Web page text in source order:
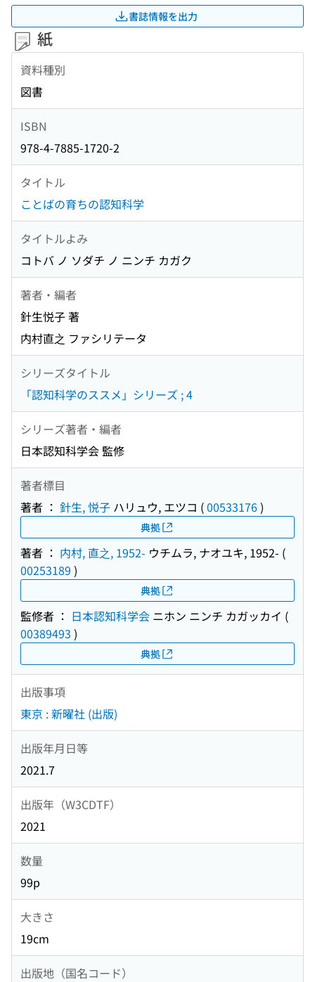
書誌情報を出力
紙
資料種別
図書
ISBN
978-4-7885-1720-2
タイトル
ことばの育ちの認知科学
タイトルよみ
コトバ ノ ソダチ ノ ニンチ カガク
著者・編者
針生悦子 著
内村直之 ファシリテータ
シリーズタイトル
「認知科学のススメ」シリーズ ; 4
シリーズ著者・編者
日本認知科学会 監修
著者標目
著者 ： 針生, 悦子 ハリュウ, エツコ (00533176)
典拠
著者 ： 内村, 直之, 1952- ウチムラ, ナオユキ, 1952- (
00253189 )
典拠
監修者 ： 日本認知科学会 ニホン ニンチ カガッカイ (
00389493 )
典拠
出版事項
東京 : 新曜社 (出版)
出版年月日等
2021.7
出版年（W3CDTF）
2021
数量
99p
大きさ
19cm
出版地（国名コード）